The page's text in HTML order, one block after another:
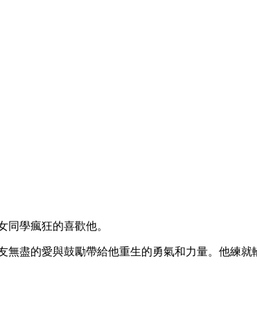
學瘋狂的喜歡他。
盡的愛與鼓勵帶給他重生的勇氣和力量。他練就